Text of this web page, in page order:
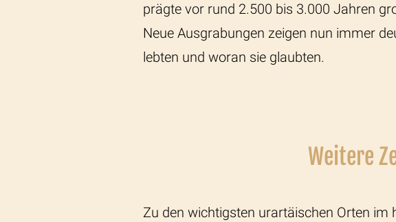
prägte vor rund 2.500 bis 3.000 Jahren
Neue Ausgrabungen zeigen nun immer
lebten und woran sie glaubten.
Weitere
Zu den wichtigsten urartäischen Orten im